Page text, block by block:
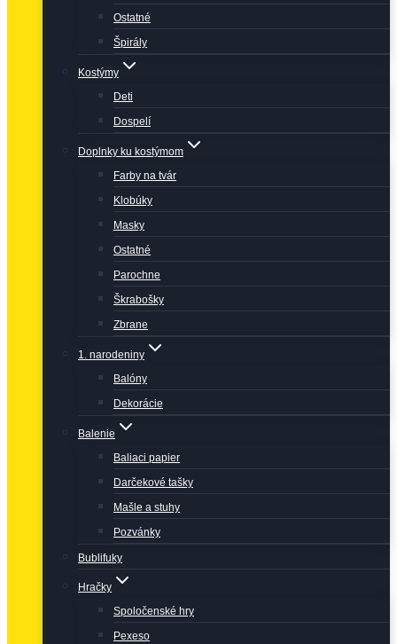
Ostatné
Špirály
Kostýmy
Deti
Dospelí
Doplnky ku kostýmom
Farby na tvár
Klobúky
Masky
Ostatné
Parochne
Škrabošky
Zbrane
1. narodeniny
Balóny
Dekorácie
Balenie
Baliaci papier
Darčekové tašky
Mašle a stuhy
Pozvánky
Bublifuky
Hračky
Spoločenské hry
Pexeso